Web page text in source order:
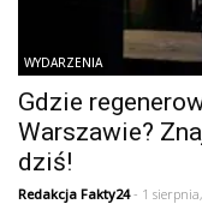
WYDARZENIA
Gdzie
Warszawie?
dziś!
Redakcja Fakty24- 1